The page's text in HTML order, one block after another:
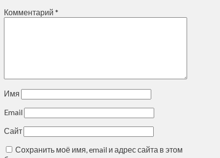
Комментарий *
Имя
Email
Сайт
Сохранить моё имя, email и адрес сайта в этом